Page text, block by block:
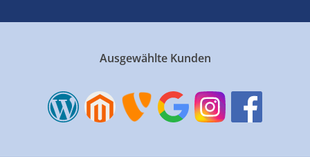
Ausgewählte Kunden